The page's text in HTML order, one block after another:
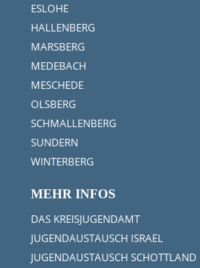
ESLOHE
HALLENBERG
MARSBERG
MEDEBACH
MESCHEDE
OLSBERG
SCHMALLENBERG
SUNDERN
WINTERBERG
MEHR INFOS
DAS KREISJUGENDAMT
JUGENDAUSTAUSCH ISRAEL
JUGENDAUSTAUSCH SCHOTTLAND